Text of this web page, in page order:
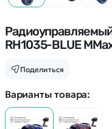
RH1035-BLUE
Поделиться
Варианты товара:
Каталог
Машинки
Танки
Информация
Оптовые продажи